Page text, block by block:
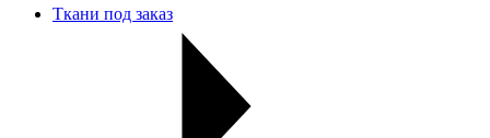
Ткани под заказ